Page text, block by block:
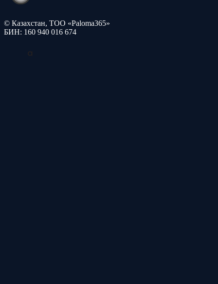
© Казахстан, ТОО «Paloma365»
БИН: 160 940 016 674